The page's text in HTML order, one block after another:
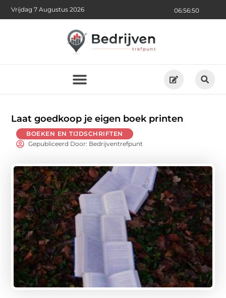
06:56:50
Vrijdag 7 Augustus 2026
Laat goedkoop je eigen boek printen
BOEKEN EN TIJDSCHRIFTEN
Gepubliceerd Door: Bedrijventrefpunt